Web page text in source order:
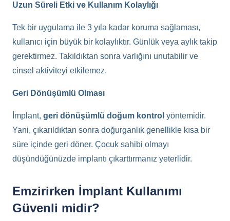
Uzun Süreli Etki ve Kullanım Kolaylığı
Tek bir uygulama ile 3 yıla kadar koruma sağlaması,
kullanıcı için büyük bir kolaylıktır. Günlük veya aylık takip
gerektirmez. Takıldıktan sonra varlığını unutabilir ve
cinsel aktiviteyi etkilemez.
Geri Dönüşümlü Olması
İmplant, geri dönüşümlü doğum kontrol yöntemidir.
Yani, çıkarıldıktan sonra doğurganlık genellikle kısa bir
süre içinde geri döner. Çocuk sahibi olmayı
düşündüğünüzde implantı çıkarttırmanız yeterlidir.
Emzirirken İmplant Kullanımı
Güvenli midir?